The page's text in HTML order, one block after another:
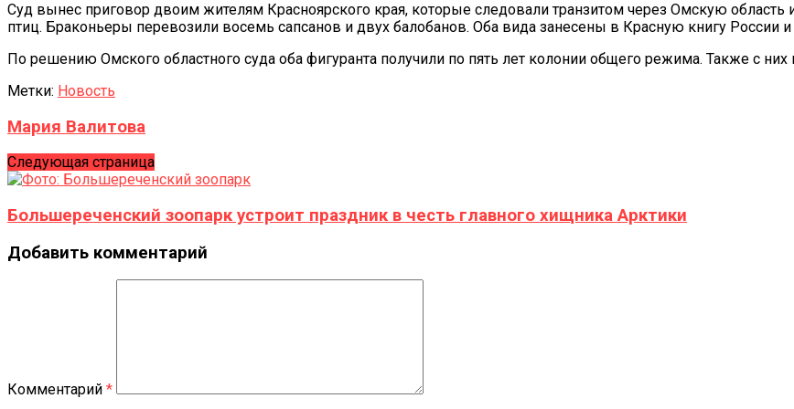
Суд вынес приговор двоим жителям Красноярского края, которые следовали транзитом через Омскую
птиц. Браконьеры перевозили восемь сапсанов и двух балобанов. Оба вида занесены в Красную книгу
По решению Омского областного суда оба фигуранта получили по пять лет колонии общего режима. Также с
Метки: Новость
Мария Валитова
Следующая страница
Большереченский зоопарк устроит праздник в честь главного хищника Арктики
Добавить комментарий
Комментарий *